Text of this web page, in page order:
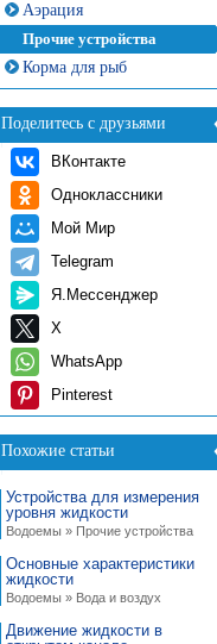
Аэрация
Прочие устройства
Корма для рыб
Поделитесь с друзьями
ВКонтакте
Одноклассники
Мой Мир
Telegram
Я.Мессенджер
X
WhatsApp
Pinterest
Похожие статьи
Устройства для измерения
уровня жидкости
Водоемы » Прочие устройства
Основные характеристики
жидкости
Водоемы » Вода и воздух
Движение жидкости в